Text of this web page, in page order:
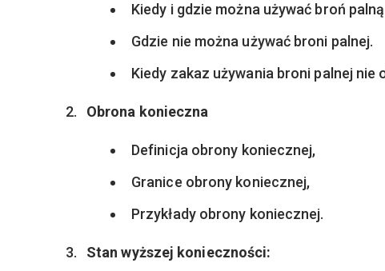
Kiedy i gdzie można używać broń
Gdzie nie można używać broni palnej.
Kiedy zakaz używania broni palnej nie
Obrona konieczna
Definicja obrony koniecznej,
Granice obrony koniecznej,
Przykłady obrony koniecznej.
Stan wyższej konieczności: